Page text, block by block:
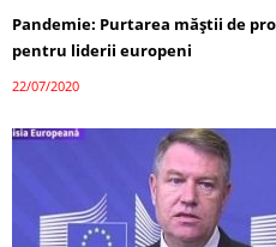
Pandemie: Purtarea măștii de
pentru liderii europeni
22/07/2020